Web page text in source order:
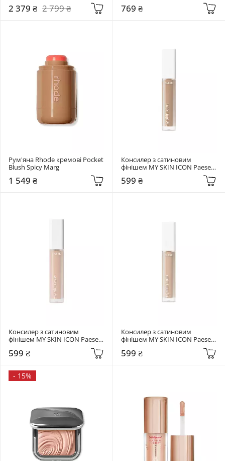
2 379 ₴ 2 799 ₴ 769 ₴
Рум'яна Rhode кремові Pocket
Blush Spicy Marg
1 549 ₴
Консилер з сатиновим
фінішем MY SKIN ICON Paese
599 ₴
Консилер з сатиновим
фінішем MY SKIN ICON Paese
599 ₴
Консилер з сатиновим
фінішем MY SKIN ICON Paese
599 ₴
- 15%